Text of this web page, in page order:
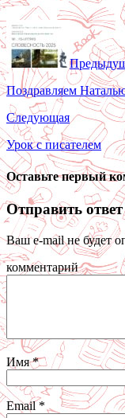
Поздравляем
Следующая
Урок с писателем
Оставьте первый
Отправить ответ
Ваш e-mail не будет
комментарий
Имя*
Email*